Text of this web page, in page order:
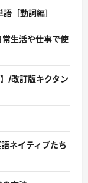
［動詞編］
常生活や仕事で使
/改訂版キクタン
ネイティブたち